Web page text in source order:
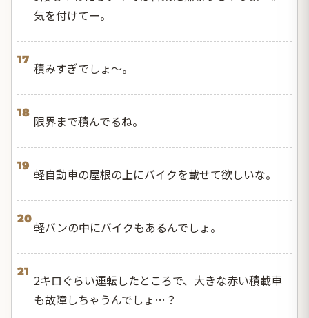
気を付けてー。
17
積みすぎでしょ〜。
18
限界まで積んでるね。
19
軽自動車の屋根の上にバイクを載せて欲しいな。
20
軽バンの中にバイクもあるんでしょ。
21
2キロぐらい運転したところで、大きな赤い積載車
も故障しちゃうんでしょ…？